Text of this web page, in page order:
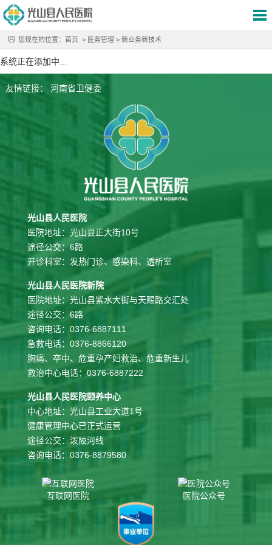
您现在的位置： 首页 > 医务管理 > 新业务新技术
系统正在添加中...
友情链接： 河南省卫健委
光山县人民医院
医院地址：光山县正大街10号
途径公交：6路
开诊科室：发热门诊、感染科、透析室
光山县人民医院新院
医院地址：光山县紫水大街与天赐路交汇处
途径公交：6路
咨询电话：0376-6887111
急救电话：0376-8866120
胸痛、卒中、危重孕产妇救治、危重新生儿
救治中心电话：0376-6887222
光山县人民医院颐养中心
中心地址：光山县工业大道1号
健康管理中心已正式运营
途径公交：泼陂河线
咨询电话：0376-8879580
互联网医院 医院公众号